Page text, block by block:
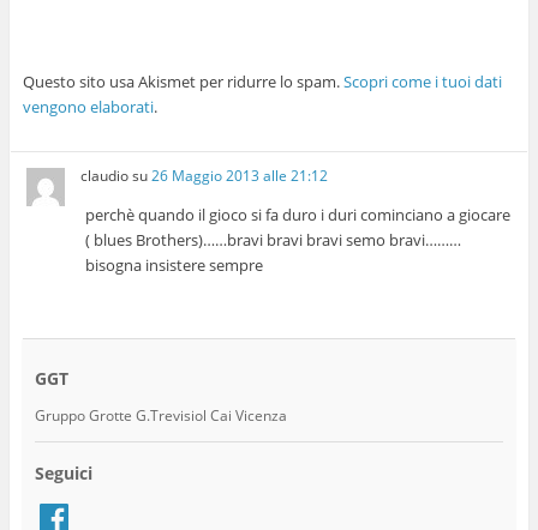
Questo sito usa Akismet per ridurre lo spam.Scopri come i tuoi dati
vengono elaborati.
claudiosu26 Maggio 2013 alle 21:12
perchè quando il gioco si fa duro i duri cominciano a giocare
( blues Brothers)……bravi bravi bravi semo bravi………
bisogna insistere sempre
GGT
Gruppo Grotte G.Trevisiol Cai Vicenza
Seguici
Facebook